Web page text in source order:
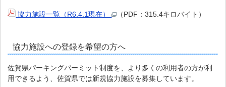
協力施設一覧（R6.4.1現在） （PDF：315.4キロバイト）
協力施設への登録を希望の方へ
佐賀県パーキングパーミット制度を、より多くの利用者の方が利
用できるよう、佐賀県では新規協力施設を募集しています。